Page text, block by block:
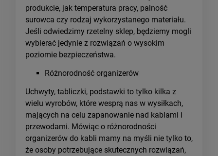
produkcie, jak temperatura pracy, palność
surowca czy rodzaj wykorzystanego materiału.
Jeśli odwiedzimy rzetelny sklep, będziemy mogli
wybierać jedynie z rozwiązań o wysokim
poziomie bezpieczeństwa.
Różnorodność organizerów
Uchwyty, tabliczki, podstawki to tylko kilka z
wielu wyrobów, które wesprą nas w wysiłkach,
mających na celu zapanowanie nad kablami i
przewodami. Mówiąc o różnorodności
organizerów do kabli mamy na myśli nie tylko to,
że osoby potrzebujące skutecznych rozwiązań,